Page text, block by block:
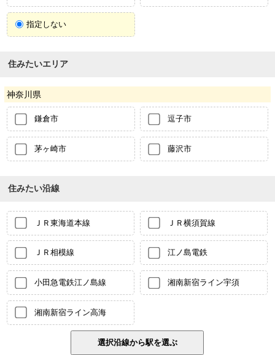
指定しない
住みたいエリア
神奈川県
鎌倉市 逗子市
茅ヶ崎市 藤沢市
住みたい沿線
ＪＲ東海道本線 ＪＲ横須賀線
ＪＲ相模線 江ノ島電鉄
小田急電鉄江ノ島線 湘南新宿ライン宇須
湘南新宿ライン高海